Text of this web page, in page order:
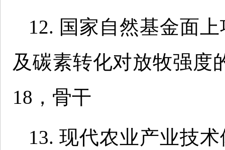
12. 国家自然基金面
及碳素转化对放牧强度
18，骨干
13. 现代农业产业技